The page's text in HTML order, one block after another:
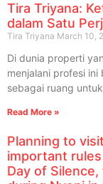
Tira Triyana:
dalam Satu
Tira Triyana March 10,
Di dunia properti
menjalani profesi
sebagai ruang
Read More »
Planning to
important
Day of